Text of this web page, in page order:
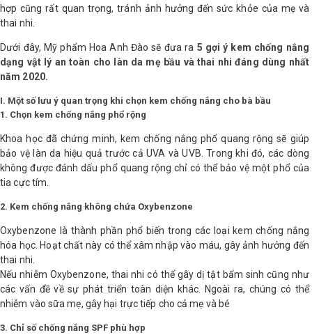
hợp cũng rất quan trọng, tránh ảnh hưởng đến sức khỏe của mẹ và
thai nhi.
Dưới đây, Mỹ phẩm Hoa Anh Đào sẽ đưa ra 5 gợi ý kem chống nắng
dạng vật lý an toàn cho làn da mẹ bầu và thai nhi đáng dùng nhất
năm 2020.
I. Một số lưu ý quan trọng khi chọn kem chống nắng cho bà bầu
1. Chọn kem chống nắng phổ rộng
Khoa học đã chứng minh, kem chống nắng phổ quang rộng sẽ giúp
bảo vệ làn da hiệu quả trước cả UVA và UVB. Trong khi đó, các dòng
không được đánh dấu phổ quang rộng chỉ có thể bảo vệ một phổ của
tia cực tím.
2. Kem chống nắng không chứa Oxybenzone
Oxybenzone là thành phần phổ biến trong các loại kem chống nắng
hóa học. Hoạt chất này có thể xâm nhập vào máu, gây ảnh hưởng đến
thai nhi.
Nếu nhiễm Oxybenzone, thai nhi có thể gây dị tật bẩm sinh cũng như
các vấn đề về sự phát triển toàn diện khác. Ngoài ra, chúng có thể
nhiễm vào sữa mẹ, gây hại trực tiếp cho cả mẹ và bé
3. Chỉ số chống nắng SPF phù hợp